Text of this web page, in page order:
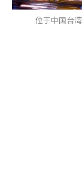
位于中国台